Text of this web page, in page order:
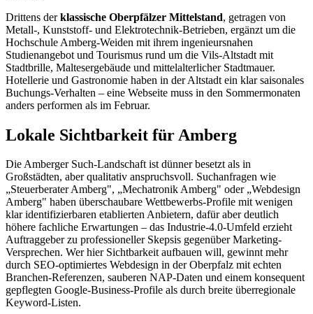
Drittens derklassische Oberpfälzer Mittelstand, getragen von
Metall-, Kunststoff- und Elektrotechnik-Betrieben, ergänzt um die
Hochschule Amberg-Weiden mit ihrem ingenieursnahen
Studienangebot und Tourismus rund um die Vils-Altstadt mit
Stadtbrille, Maltesergebäude und mittelalterlicher Stadtmauer.
Hotellerie und Gastronomie haben in der Altstadt ein klar saisonales
Buchungs-Verhalten – eine Webseite muss in den Sommermonaten
anders performen als im Februar.
Lokale Sichtbarkeit für Amberg
Die Amberger Such-Landschaft ist dünner besetzt als in
Großstädten, aber qualitativ anspruchsvoll. Suchanfragen wie
„Steuerberater Amberg", „Mechatronik Amberg" oder „Webdesign
Amberg" haben überschaubare Wettbewerbs-Profile mit wenigen
klar identifizierbaren etablierten Anbietern, dafür aber deutlich
höhere fachliche Erwartungen – das Industrie-4.0-Umfeld erzieht
Auftraggeber zu professioneller Skepsis gegenüber Marketing-
Versprechen. Wer hier Sichtbarkeit aufbauen will, gewinnt mehr
durch SEO-optimiertes Webdesign in der Oberpfalz mit echten
Branchen-Referenzen, sauberen NAP-Daten und einem konsequent
gepflegten Google-Business-Profile als durch breite überregionale
Keyword-Listen.